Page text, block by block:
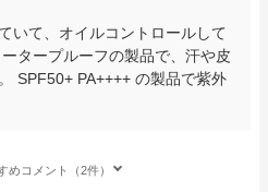
いて、オイルコントロールして
タープルーフの製品で、汗や皮
SPF50+ PA++++ の製品で紫外
めコメント（2件）